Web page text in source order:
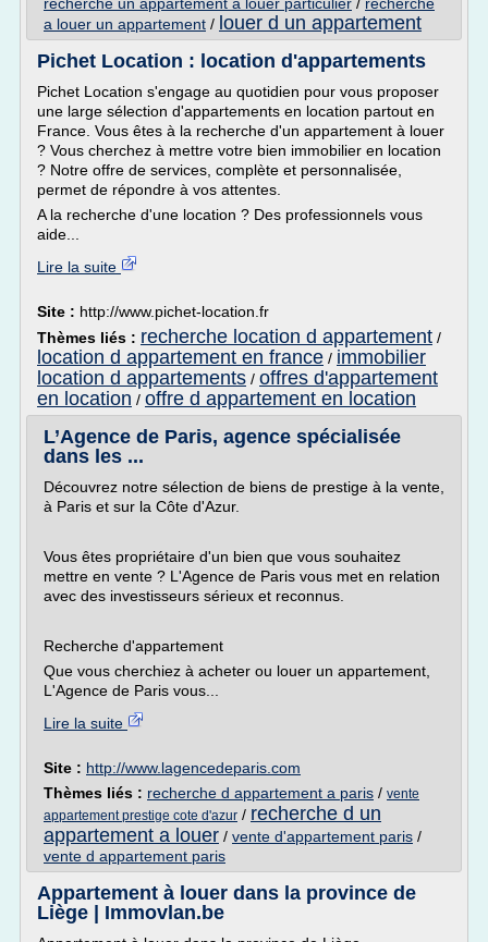
a louer un appartement / louer d un appartement
Pichet Location : location d'appartements
Pichet Location s'engage au quotidien pour vous proposer
une large sélection d'appartements en location partout en
France. Vous êtes à la recherche d'un appartement à louer
? Vous cherchez à mettre votre bien immobilier en location
? Notre offre de services, complète et personnalisée,
permet de répondre à vos attentes.
A la recherche d'une location ? Des professionnels vous
aide...
Lire la suite
Site : http://www.pichet-location.fr
Thèmes liés : recherche location d appartement /
location d appartement en france / immobilier
location d appartements / offres d'appartement
en location / offre d appartement en location
L’Agence de Paris, agence spécialisée
dans les ...
Découvrez notre sélection de biens de prestige à la vente,
à Paris et sur la Côte d'Azur.
Vous êtes propriétaire d'un bien que vous souhaitez
mettre en vente ? L'Agence de Paris vous met en relation
avec des investisseurs sérieux et reconnus.
Recherche d'appartement
Que vous cherchiez à acheter ou louer un appartement,
L'Agence de Paris vous...
Lire la suite
Site : http://www.lagencedeparis.com
Thèmes liés : recherche d appartement a paris / vente
appartement prestige cote d'azur / recherche d un
appartement a louer / vente d'appartement paris /
vente d appartement paris
Appartement à louer dans la province de
Liège | Immovlan.be